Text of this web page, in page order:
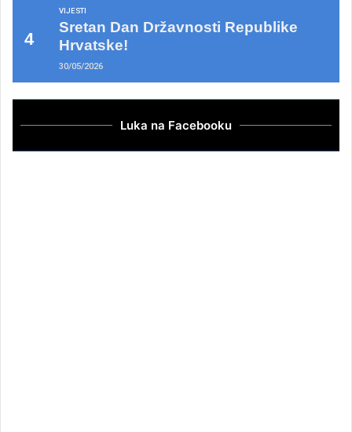
VIJESTI
Sretan Dan Državnosti Republike
Hrvatske!
30/05/2026
Luka na Facebooku